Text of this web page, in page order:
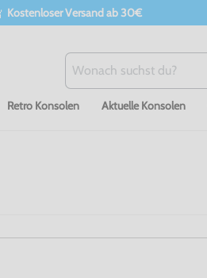
Kostenloser Versand ab 30€
Retro Konsolen Aktuelle Konsolen